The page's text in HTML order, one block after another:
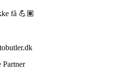
få 💪🏽
Partner